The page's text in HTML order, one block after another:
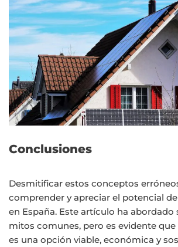
Conclusiones
Desmitificar estos conceptos
comprender y apreciar el potencial
en España. Este artículo ha abordado
mitos comunes, pero es evidente
es una opción viable, económica y